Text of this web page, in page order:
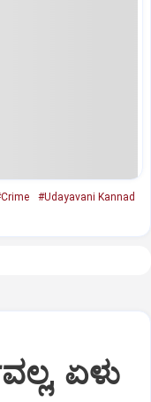
#Udayavani Kannad
ಏಳು